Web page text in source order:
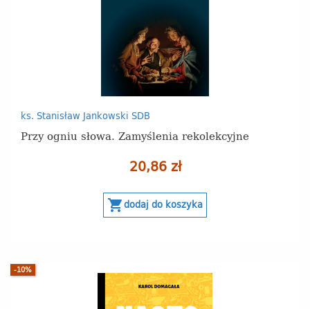
ks. Stanisław Jankowski SDB
Przy ogniu słowa. Zamyślenia rekolekcyjne
20,86 zł
shopping_cartdodaj do koszyka
-10%